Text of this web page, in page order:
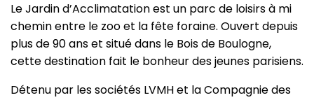
Le Jardin d’Acclimatation est un parc de loisirs à mi
chemin entre le zoo et la fête foraine. Ouvert depuis
plus de 90 ans et situé dans le Bois de Boulogne,
cette destination fait le bonheur des jeunes parisiens.
Détenu par les sociétés LVMH et la Compagnie des